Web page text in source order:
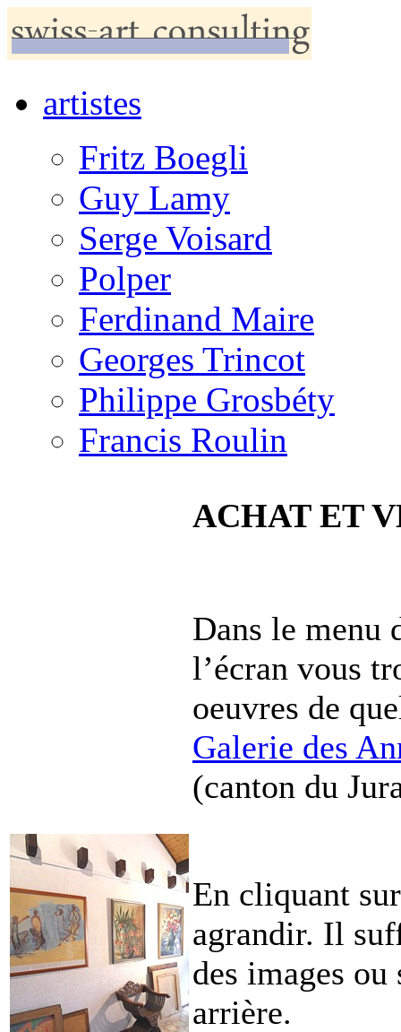
artistes
Fritz Boegli
Guy Lamy
Serge Voisard
Polper
Ferdinand Maire
Georges Trincot
Philippe Grosbéty
Francis Roulin
ACHAT ET
Dans le menu
l’écran vous
oeuvres de
Galerie des
(canton du
En cliquant
agrandir. Il
des images
arrière.